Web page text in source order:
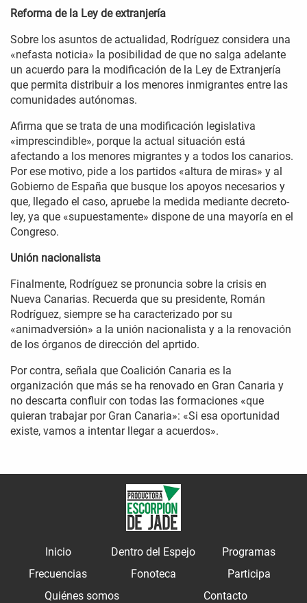
Reforma de la Ley de extranjería
Sobre los asuntos de actualidad, Rodríguez considera una
«nefasta noticia» la posibilidad de que no salga adelante
un acuerdo para la modificación de la Ley de Extranjería
que permita distribuir a los menores inmigrantes entre las
comunidades autónomas.
Afirma que se trata de una modificación legislativa
«imprescindible», porque la actual situación está
afectando a los menores migrantes y a todos los canarios.
Por ese motivo, pide a los partidos «altura de miras» y al
Gobierno de España que busque los apoyos necesarios y
que, llegado el caso, apruebe la medida mediante decreto-
ley, ya que «supuestamente» dispone de una mayoría en el
Congreso.
Unión nacionalista
Finalmente, Rodríguez se pronuncia sobre la crisis en
Nueva Canarias. Recuerda que su presidente, Román
Rodríguez, siempre se ha caracterizado por su
«animadversión» a la unión nacionalista y a la renovación
de los órganos de dirección del aprtido.
Por contra, señala que Coalición Canaria es la
organización que más se ha renovado en Gran Canaria y
no descarta confluir con todas las formaciones «que
quieran trabajar por Gran Canaria»: «Si esa oportunidad
existe, vamos a intentar llegar a acuerdos».
Inicio Dentro del Espejo
Programas
Frecuencias
Fonoteca
Participa
Quiénes somos
Contacto